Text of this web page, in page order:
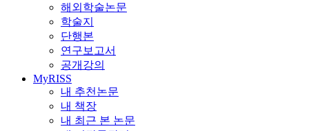
해외학술논문
학술지
단행본
연구보고서
공개강의
MyRISS
내 추천논문
내 책장
내 최근 본 논문